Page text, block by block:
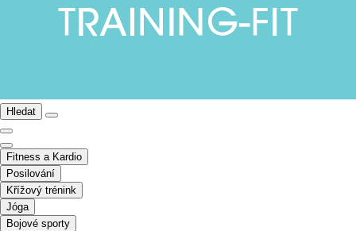
Hledat
Fitness a Kardio
Posilování
Křížový trénink
Jóga
Bojové sporty